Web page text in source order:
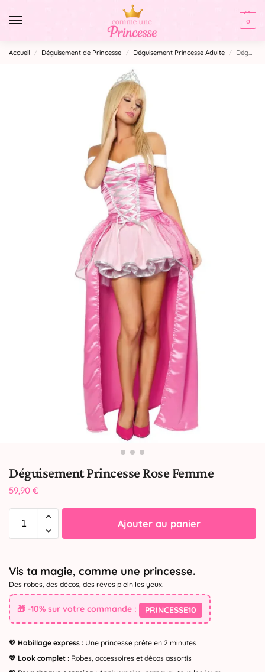
0
Accueil / Déguisement de Princesse / Déguisement Princesse Adulte / Déguisement Princesse Rose Femme
Déguisement Princesse Rose Femme
59,90 €
Ajouter au panier
Vis ta magie, comme une princesse.
Des robes, des décos, des rêves plein les yeux.
🎁 -10% sur votre commande : PRINCESSE10
💖 Habillage express : Une princesse prête en 2 minutes
💖 Look complet : Robes, accessoires et décos assortis